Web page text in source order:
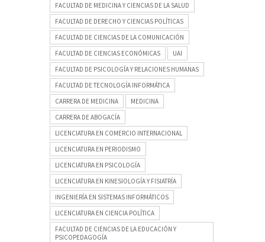
FACULTAD DE MEDICINA Y CIENCIAS DE LA SALUD
FACULTAD DE DERECHO Y CIENCIAS POLÍTICAS
FACULTAD DE CIENCIAS DE LA COMUNICACIÓN
FACULTAD DE CIENCIAS ECONÓMICAS
UAI
FACULTAD DE PSICOLOGÍA Y RELACIONES HUMANAS
FACULTAD DE TECNOLOGÍA INFORMÁTICA
CARRERA DE MEDICINA
MEDICINA
CARRERA DE ABOGACÍA
LICENCIATURA EN COMERCIO INTERNACIONAL
LICENCIATURA EN PERIODISMO
LICENCIATURA EN PSICOLOGÍA
LICENCIATURA EN KINESIOLOGÍA Y FISIATRÍA
INGENIERÍA EN SISTEMAS INFORMÁTICOS
LICENCIATURA EN CIENCIA POLÍTICA
FACULTAD DE CIENCIAS DE LA EDUCACIÓN Y
PSICOPEDAGOGÍA